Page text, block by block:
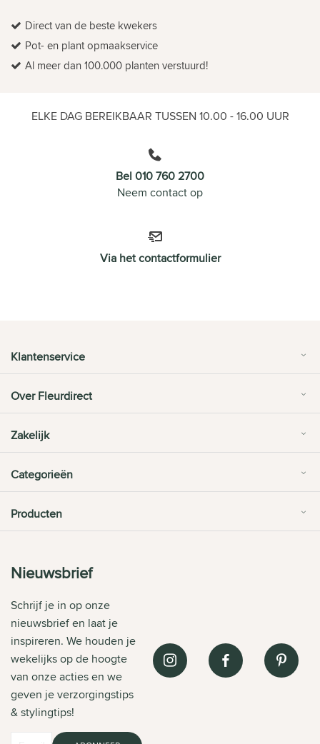
Direct van de beste kwekers
Pot- en plant opmaakservice
Al meer dan 100.000 planten verstuurd!
ELKE DAG BEREIKBAAR TUSSEN 10.00 - 16.00 UUR
Bel 010 760 2700
Neem contact op
Via het contactformulier
Klantenservice
Over Fleurdirect
Zakelijk
Categorieën
Producten
Nieuwsbrief
Schrijf je in op onze
nieuwsbrief en laat je
inspireren. We houden je
wekelijks op de hoogte
van onze acties en we
geven je verzorgingstips
& stylingtips!